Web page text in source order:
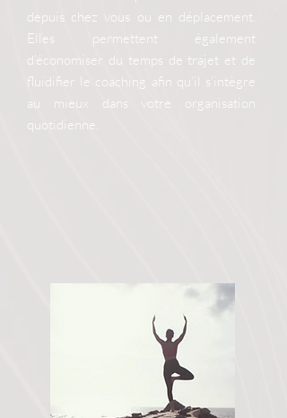
depuis chez vous ou en déplacement.
Elles permettent également
d’économiser du temps de trajet et de
fluidifier le coaching afin qu’il s’intègre
au mieux dans votre organisation
quotidienne.